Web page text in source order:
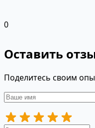
0
Оставить
Поделитесь своим